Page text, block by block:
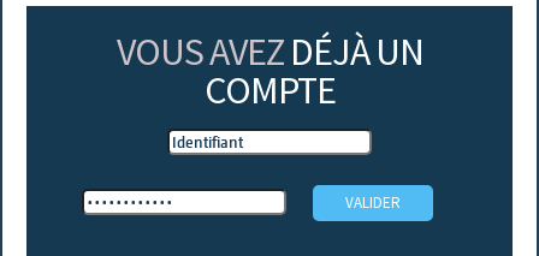
VOUS AVEZ DÉJÀ UN
COMPTE